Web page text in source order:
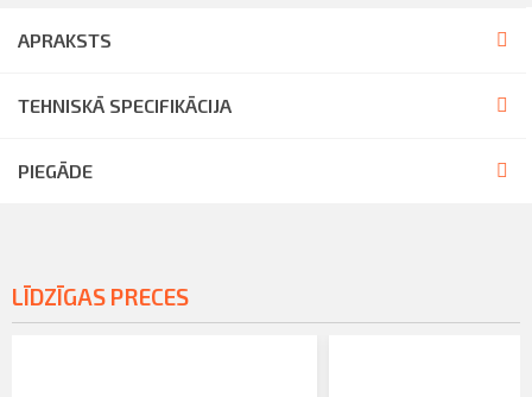
APRAKSTS
TEHNISKĀ SPECIFIKĀCIJA
PIEGĀDE
LĪDZĪGAS PRECES